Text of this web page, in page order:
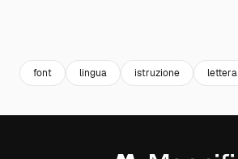
font lingua istruzione lettera